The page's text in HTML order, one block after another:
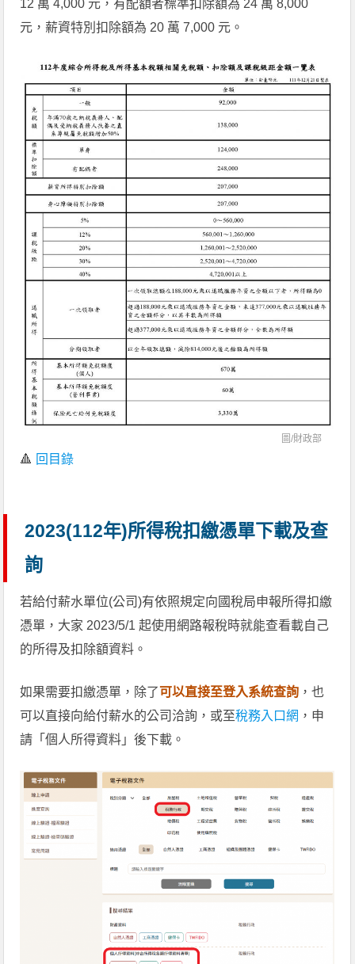
12 萬 4,000 元，有配額者標準扣除額為 24 萬 8,000
元，薪資特別扣除額為 20 萬 7,000 元。
圖/財政部
🔺 回目錄
2023(112年)所得稅扣繳憑單下載及查
詢
若給付薪水單位(公司)有依照規定向國稅局申報所得扣繳
憑單，大家 2023/5/1 起使用網路報稅時就能查看載自己
的所得及扣除額資料。
如果需要扣繳憑單，除了可以直接至登入系統查詢 ，也
可以直接向給付薪水的公司洽詢，或至稅務入口網 ，申
請「個人所得資料」後下載。